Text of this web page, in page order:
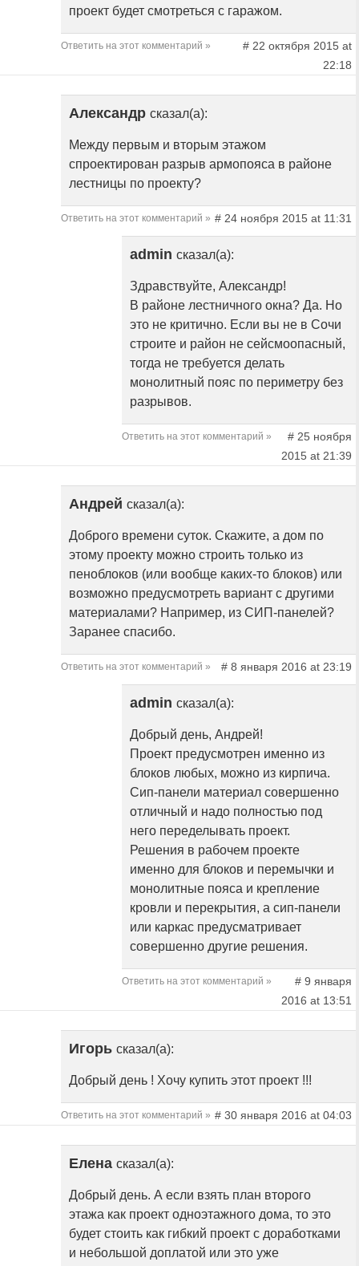
проект будет смотреться с гаражом.
Ответить на этот комментарий »
# 22 октября 2015 at
22:18
Александр сказал(а):
Между первым и вторым этажом
спроектирован разрыв армопояса в районе
лестницы по проекту?
Ответить на этот комментарий » # 24 ноября 2015 at 11:31
admin сказал(а):
Здравствуйте, Александр!
В районе лестничного окна? Да. Но
это не критично. Если вы не в Сочи
строите и район не сейсмоопасный,
тогда не требуется делать
монолитный пояс по периметру без
разрывов.
Ответить на этот комментарий »
# 25 ноября
2015 at 21:39
Андрей сказал(а):
Доброго времени суток. Скажите, а дом по
этому проекту можно строить только из
пеноблоков (или вообще каких-то блоков) или
возможно предусмотреть вариант с другими
материалами? Например, из СИП-панелей?
Заранее спасибо.
Ответить на этот комментарий » # 8 января 2016 at 23:19
admin сказал(а):
Добрый день, Андрей!
Проект предусмотрен именно из
блоков любых, можно из кирпича.
Сип-панели материал совершенно
отличный и надо полностью под
него переделывать проект.
Решения в рабочем проекте
именно для блоков и перемычки и
монолитные пояса и крепление
кровли и перекрытия, а сип-панели
или каркас предусматривает
совершенно другие решения.
Ответить на этот комментарий »
# 9 января
2016 at 13:51
Игорь сказал(а):
Добрый день ! Хочу купить этот проект !!!
Ответить на этот комментарий » # 30 января 2016 at 04:03
Елена сказал(а):
Добрый день. А если взять план второго
этажа как проект одноэтажного дома, то это
будет стоить как гибкий проект с доработками
и небольшой доплатой или это уже